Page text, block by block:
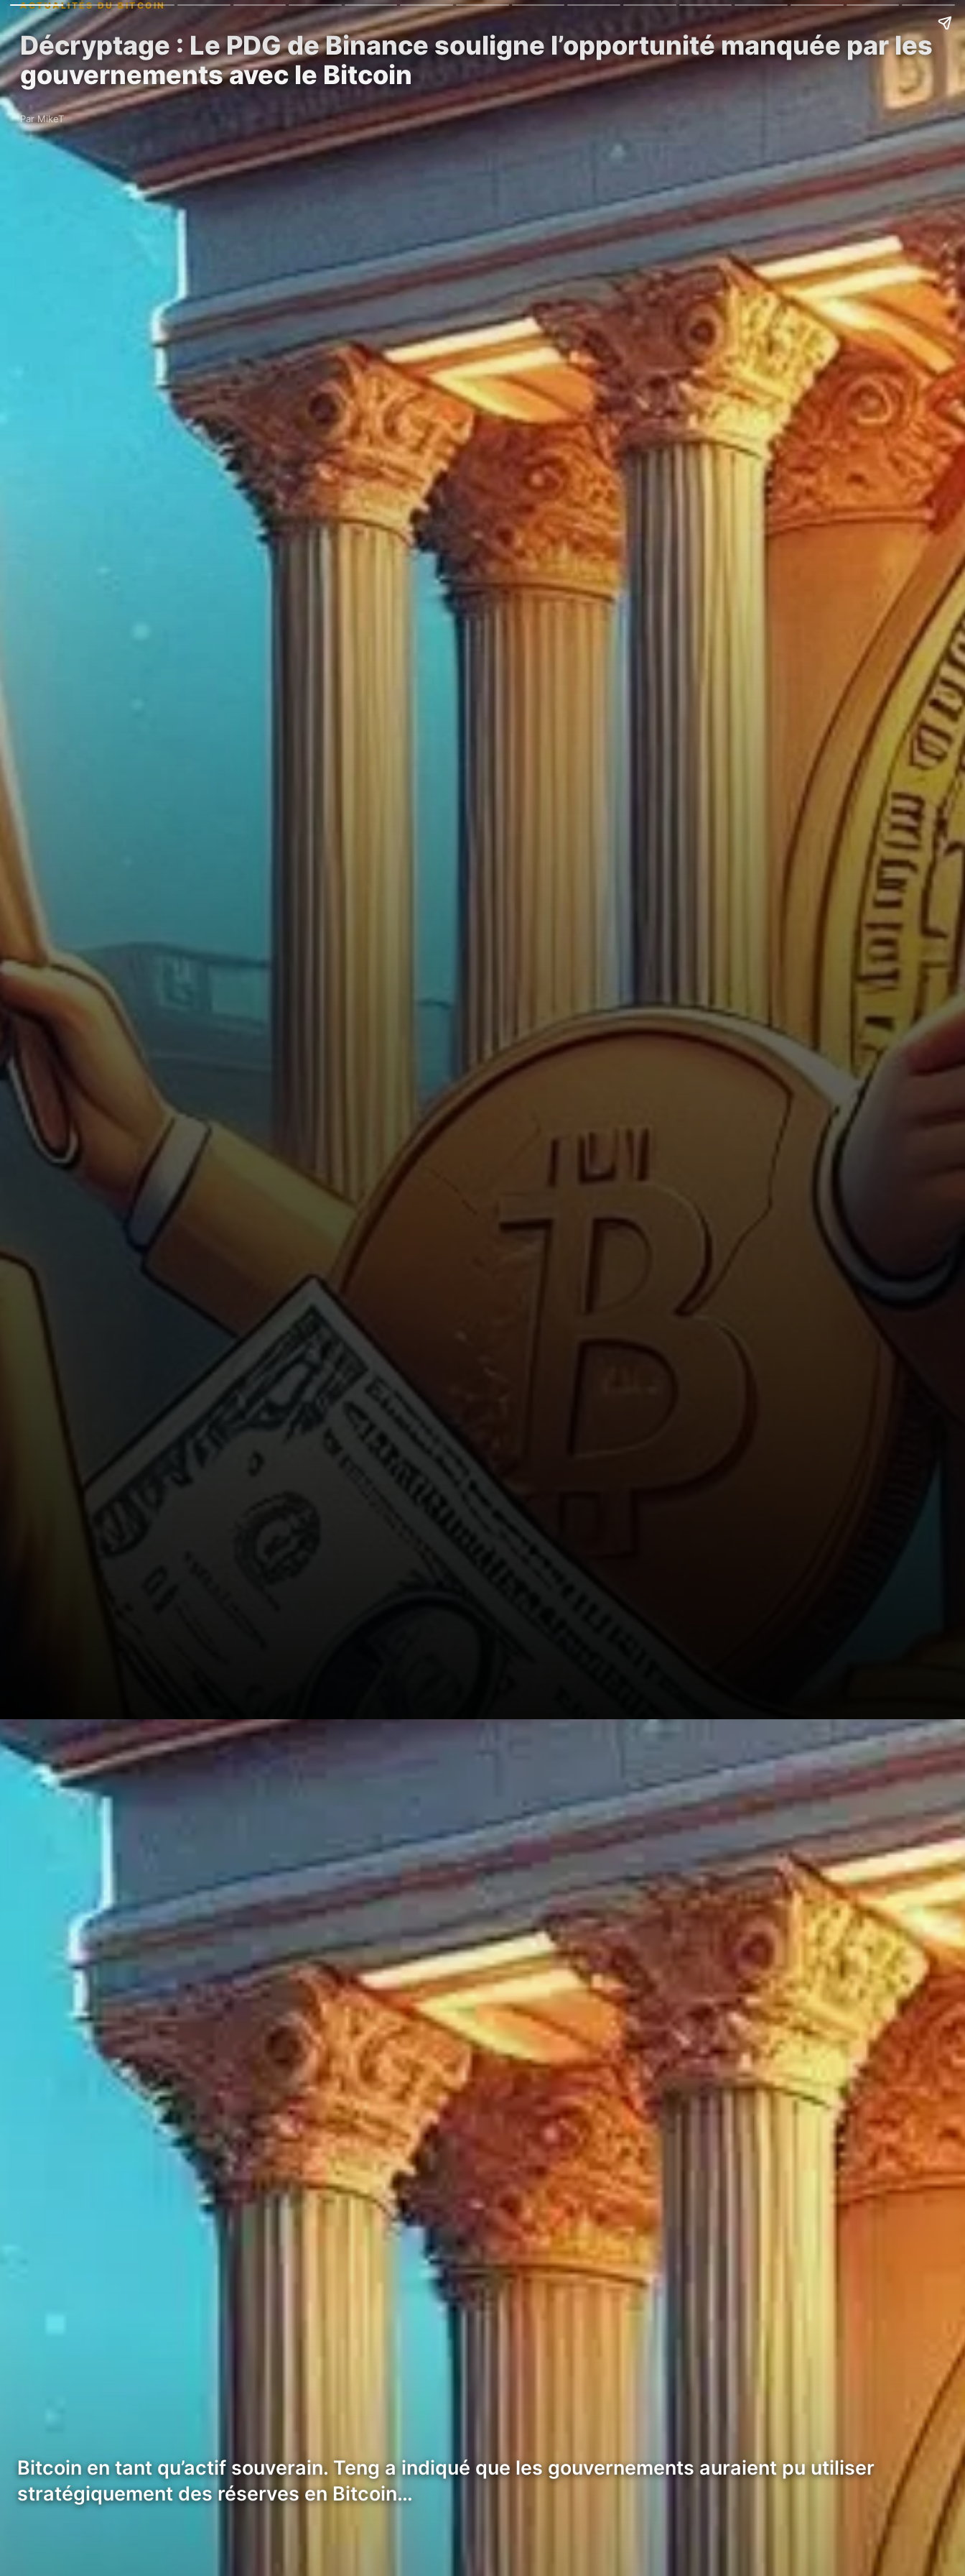
ACTUALITÉS DU BITCOIN
Décryptage : Le PDG de Binance souligne l’opportunité manquée par les
gouvernements avec le Bitcoin
Par MikeT
Bitcoin en tant qu’actif souverain. Teng a indiqué que les gouvernements auraient pu utiliser
stratégiquement des réserves en Bitcoin…